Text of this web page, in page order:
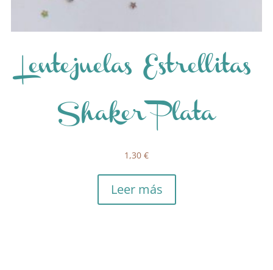
Lentejuelas Estrellitas
Shaker Plata
1,30 €
Leer más